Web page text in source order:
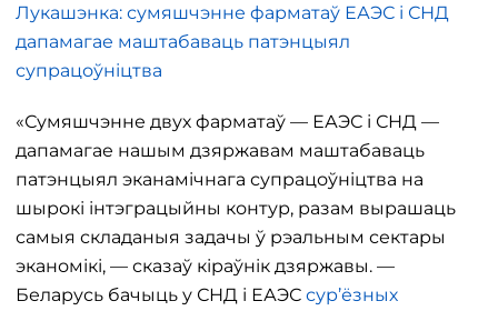
Лукашэнка: сумяшчэнне фарматаў ЕАЭС і СНД
дапамагае маштабаваць патэнцыял
супрацоўніцтва
«Сумяшчэнне двух фарматаў — ЕАЭС і СНД —
дапамагае нашым дзяржавам маштабаваць
патэнцыял эканамічнага супрацоўніцтва на
шырокі інтэграцыйны контур, разам вырашаць
самыя складаныя задачы ў рэальным сектары
эканомікі, — сказаў кіраўнік дзяржавы. —
Беларусь бачыць у СНД і ЕАЭС сур’ёзных